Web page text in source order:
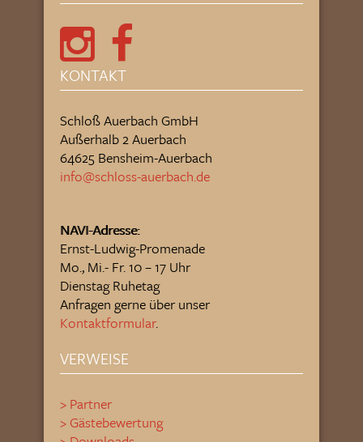
KONTAKT
Schloß Auerbach GmbH
Außerhalb 2 Auerbach
64625 Bensheim-Auerbach
info@schloss-auerbach.de
NAVI-Adresse:
Ernst-Ludwig-Promenade
Mo., Mi.- Fr. 10 – 17 Uhr
Dienstag Ruhetag
Anfragen gerne über unser
Kontaktformular.
VERWEISE
> Partner
> Gästebewertung